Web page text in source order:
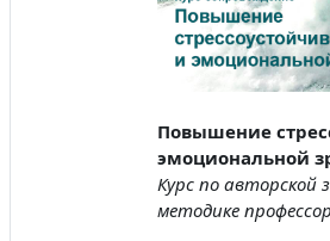
Повышение
эмоциональной
Курс по
методике